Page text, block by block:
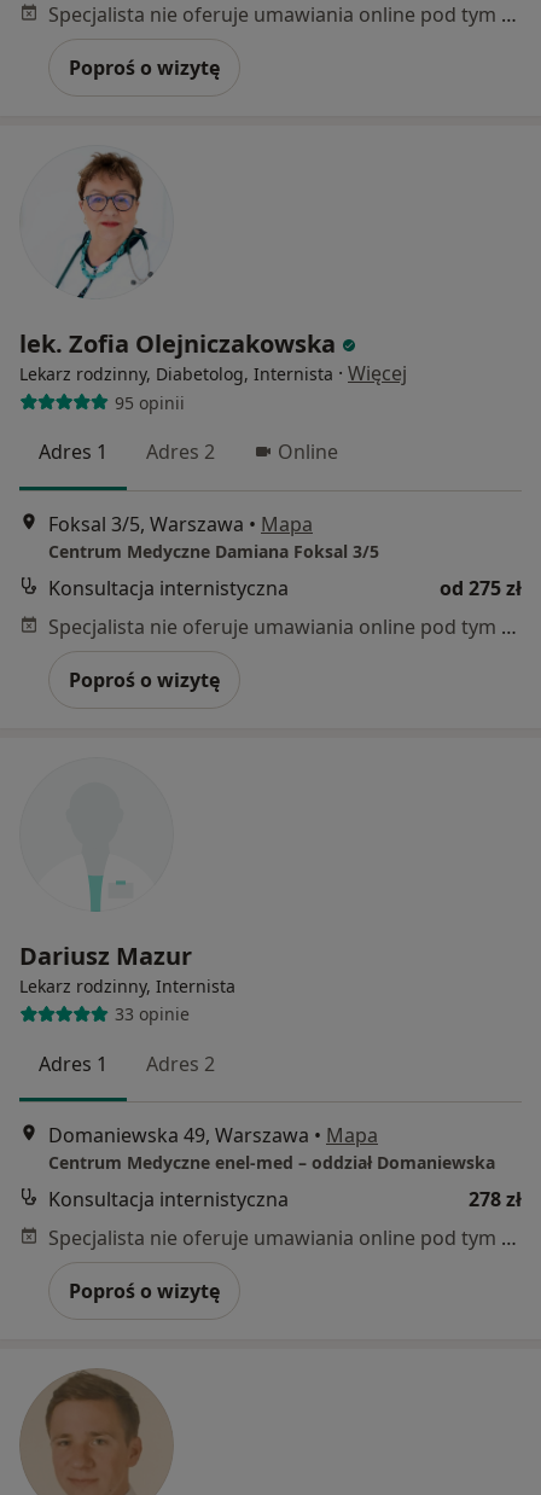
Specjalista nie oferuje umawiania online pod tym adresem.
Poproś o wizytę
lek. Zofia Olejniczakowska
Lekarz rodzinny, Diabetolog, Internista · Więcej
95 opinii
Adres 1 Adres 2 Online
Foksal 3/5, Warszawa • Mapa
Centrum Medyczne Damiana Foksal 3/5
Konsultacja internistyczna
od 275 zł
Specjalista nie oferuje umawiania online pod tym adresem.
Poproś o wizytę
Dariusz Mazur
Lekarz rodzinny, Internista
33 opinie
Adres 1 Adres 2
Domaniewska 49, Warszawa • Mapa
Centrum Medyczne enel-med – oddział Domaniewska
Konsultacja internistyczna
278 zł
Specjalista nie oferuje umawiania online pod tym adresem.
Poproś o wizytę